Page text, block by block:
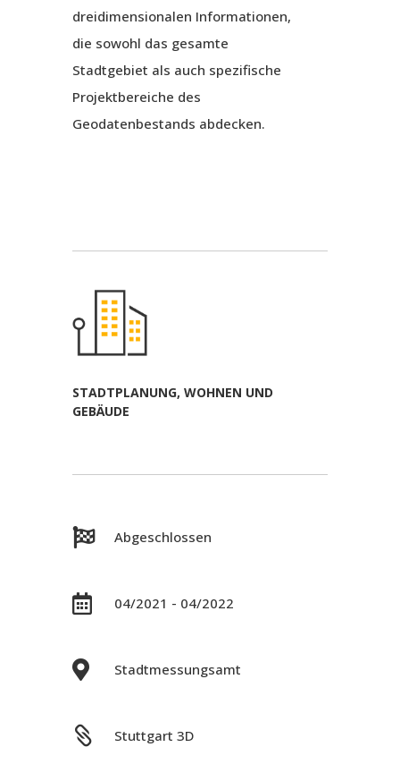
dreidimensionalen Informationen,
die sowohl das gesamte
Stadtgebiet als auch spezifische
Projektbereiche des
Geodatenbestands abdecken.
STADTPLANUNG, WOHNEN UND
GEBÄUDE
 Abgeschlossen
 04/2021 - 04/2022
 Stadtmessungsamt
 Stuttgart 3D